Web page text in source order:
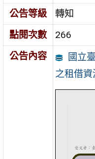
公告等級
轉知
點閱次數
266
公告內容
國立
之租借